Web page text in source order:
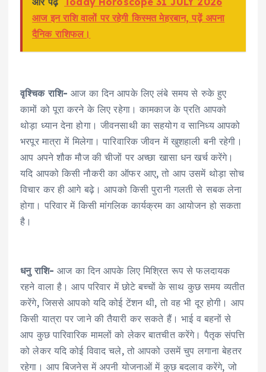
आज इन राशि वालों पर रहेगी किस्मत मेहरबान, पढ़ें अपना
दैनिक राशिफल।
वृश्चिक राशि-आज का दिन आपके लिए लंबे समय से रुके हुए
कामों को पूरा करने के लिए रहेगा। कामकाज के प्रति आपको
थोड़ा ध्यान देना होगा। जीवनसाथी का सहयोग व सानिध्य आपको
भरपूर मात्रा में मिलेगा। पारिवारिक जीवन में खुशहाली बनी रहेगी।
आप अपने शौक मौज की चीजों पर अच्छा खासा धन खर्च करेंगे।
यदि आपको किसी नौकरी का ऑफर आए, तो आप उसमें थोड़ा सोच
विचार कर ही आगे बढ़े। आपको किसी पुरानी गलती से सबक लेना
होगा। परिवार में किसी मांगलिक कार्यक्रम का आयोजन हो सकता
है।
धनु राशि-आज का दिन आपके लिए मिश्रित रूप से फलदायक
रहने वाला है। आप परिवार में छोटे बच्चों के साथ कुछ समय व्यतीत
करेंगे, जिससे आपको यदि कोई टेंशन थी, तो वह भी दूर होगी। आप
किसी यात्रा पर जाने की तैयारी कर सकते हैं। भाई व बहनों से
आप कुछ पारिवारिक मामलों को लेकर बातचीत करेंगे। पैतृक संपत्ति
को लेकर यदि कोई विवाद चले, तो आपको उसमें चुप लगाना बेहतर
रहेगा। आप बिजनेस में अपनी योजनाओं में कुछ बदलाव करेंगे, जो